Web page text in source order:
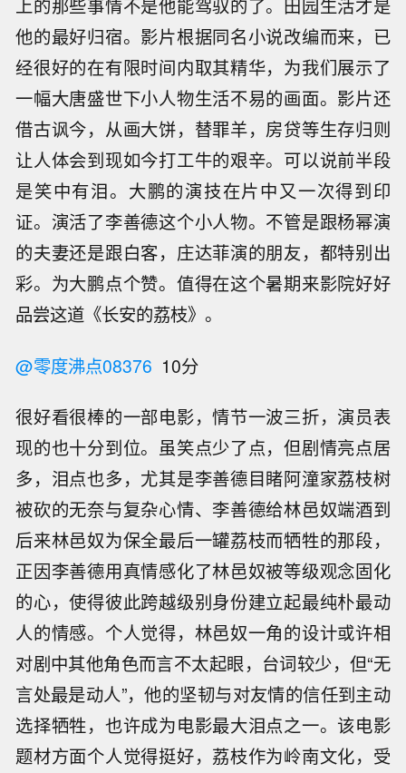
上的那些事情不是他能驾驭的了。田园生活才是
他的最好归宿。影片根据同名小说改编而来，已
经很好的在有限时间内取其精华，为我们展示了
一幅大唐盛世下小人物生活不易的画面。影片还
借古讽今，从画大饼，替罪羊，房贷等生存归则
让人体会到现如今打工牛的艰辛。可以说前半段
是笑中有泪。大鹏的演技在片中又一次得到印
证。演活了李善德这个小人物。不管是跟杨幂演
的夫妻还是跟白客，庄达菲演的朋友，都特别出
彩。为大鹏点个赞。值得在这个暑期来影院好好
品尝这道《长安的荔枝》。
@零度沸点08376 10分
很好看很棒的一部电影，情节一波三折，演员表
现的也十分到位。虽笑点少了点，但剧情亮点居
多，泪点也多，尤其是李善德目睹阿潼家荔枝树
被砍的无奈与复杂心情、李善德给林邑奴端酒到
后来林邑奴为保全最后一罐荔枝而牺牲的那段，
正因李善德用真情感化了林邑奴被等级观念固化
的心，使得彼此跨越级别身份建立起最纯朴最动
人的情感。个人觉得，林邑奴一角的设计或许相
对剧中其他角色而言不太起眼，台词较少，但“无
言处最是动人”，他的坚韧与对友情的信任到主动
选择牺牲，也许成为电影最大泪点之一。该电影
题材方面个人觉得挺好，荔枝作为岭南文化，受